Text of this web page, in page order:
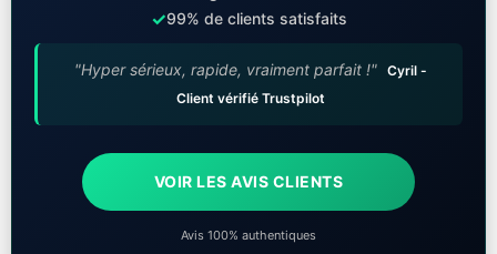
✓99% de clients satisfaits
"Hyper sérieux, rapide, vraiment parfait !" Cyril -
Client vérifié Trustpilot
VOIR LES AVIS CLIENTS
Avis 100% authentiques